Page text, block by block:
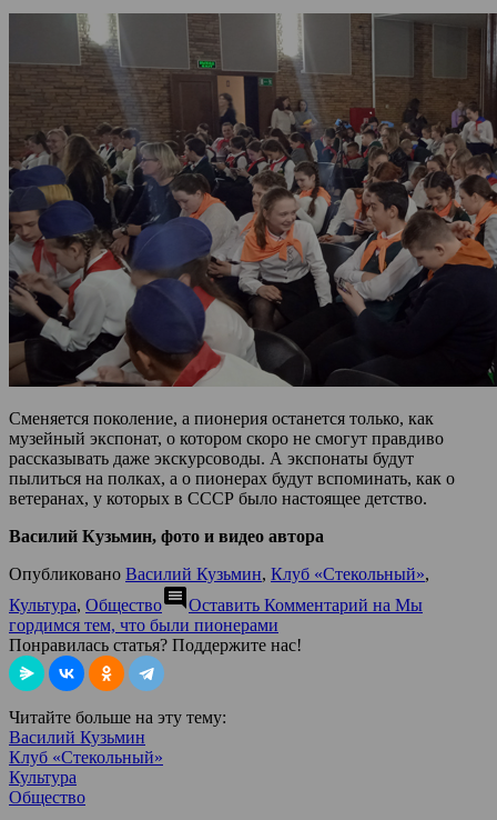
Сменяется поколение, а пионерия останется только, как
музейный экспонат, о котором скоро не смогут правдиво
рассказывать даже экскурсоводы. А экспонаты будут
пылиться на полках, а о пионерах будут вспоминать, как о
ветеранах, у которых в СССР было настоящее детство.
Василий Кузьмин, фото и видео автора
Опубликовано Василий Кузьмин, Клуб «Стекольный»,
Культура, Обществоcomment Оставить Комментарий на Мы
гордимся тем, что были пионерами
Понравилась статья? Поддержите нас!
Читайте больше на эту тему:
Василий Кузьмин
Клуб «Стекольный»
Культура
Общество